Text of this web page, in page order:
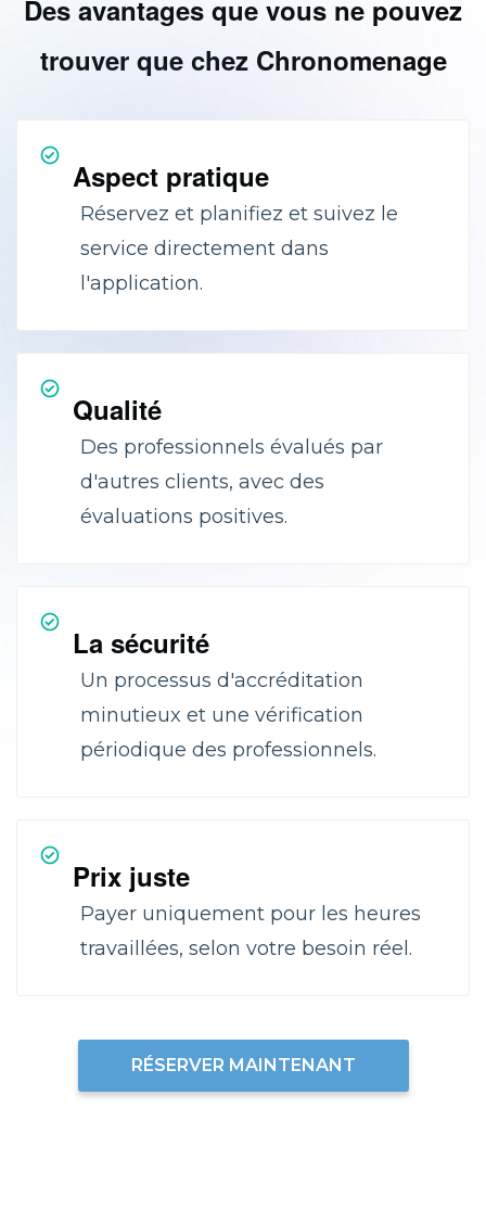
Des avantages que vous ne pouvez
trouver que chez Chronomenage
Aspect pratique
Réservez et planifiez et suivez le
service directement dans
l'application.
Qualité
Des professionnels évalués par
d'autres clients, avec des
évaluations positives.
La sécurité
Un processus d'accréditation
minutieux et une vérification
périodique des professionnels.
Prix juste
Payer uniquement pour les heures
travaillées, selon votre besoin réel.
RÉSERVER MAINTENANT